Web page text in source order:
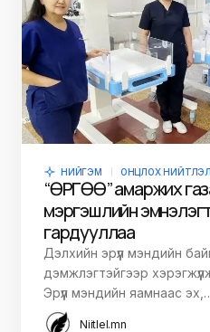
НИЙГЭМ ОНЦЛОХ НИЙТЛЭЛ
“ӨРГӨӨ” амаржих
мэргэшлийн
гардууллаа
Дэлхийн эрүүл мэндийн
дэмжлэгтэйгээр
Эрүүл мэндийн яамнаас
Niitlel.mn